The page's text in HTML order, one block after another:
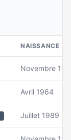
NAISSANCE
Novembre
Avril 1964
Juillet 1989